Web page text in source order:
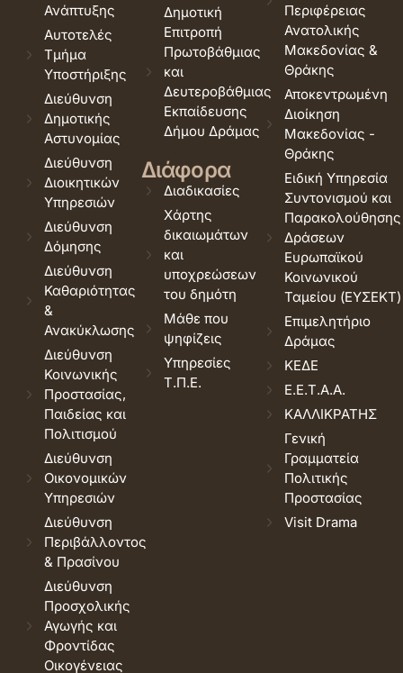
Ανάπτυξης
Αυτοτελές
Τμήμα
Υποστήριξης
Διεύθυνση
Δημοτικής
Αστυνομίας
Διεύθυνση
Διοικητικών
Υπηρεσιών
Διεύθυνση
Δόμησης
Διεύθυνση
Καθαριότητας
&
Ανακύκλωσης
Διεύθυνση
Κοινωνικής
Προστασίας,
Παιδείας και
Πολιτισμού
Διεύθυνση
Οικονομικών
Υπηρεσιών
Διεύθυνση
Περιβάλλοντος
& Πρασίνου
Διεύθυνση
Προσχολικής
Αγωγής και
Φροντίδας
Οικογένειας
Δημοτική
Επιτροπή
Πρωτοβάθμιας
και
Δευτεροβάθμιας
Εκπαίδευσης
Δήμου Δράμας
Διάφορα
Διαδικασίες
Χάρτης
δικαιωμάτων
και
υποχρεώσεων
του δημότη
Μάθε που
ψηφίζεις
Υπηρεσίες
Τ.Π.Ε.
Περιφέρειας
Ανατολικής
Μακεδονίας &
Θράκης
Αποκεντρωμένη
Διοίκηση
Μακεδονίας -
Θράκης
Ειδική Υπηρεσία
Συντονισμού και
Παρακολούθησης
Δράσεων
Ευρωπαϊκού
Κοινωνικού
Ταμείου (ΕΥΣΕΚΤ)
Επιμελητήριο
Δράμας
ΚΕΔΕ
Ε.Ε.Τ.Α.Α.
ΚΑΛΛΙΚΡΑΤΗΣ
Γενική
Γραμματεία
Πολιτικής
Προστασίας
Visit Drama